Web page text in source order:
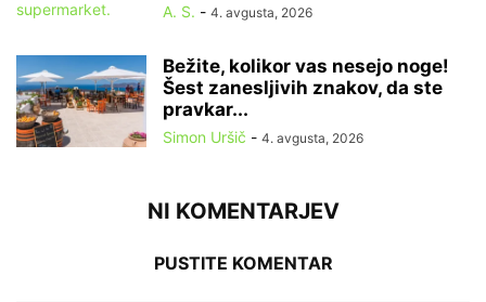
A. S. - 4. avgusta, 2026
Bežite, kolikor vas nesejo noge!
Šest zanesljivih znakov, da ste
pravkar...
Simon Uršič - 4. avgusta, 2026
NI KOMENTARJEV
PUSTITE KOMENTAR